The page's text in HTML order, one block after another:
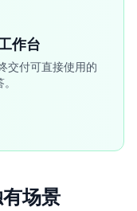
作台
交付可直接使用的
场景